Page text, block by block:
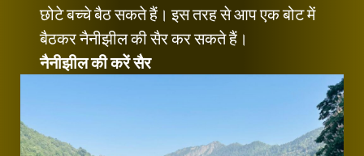
छोटे बच्चे बैठ सकते हैं। इस तरह से आप एक बोट में
बैठकर नैनीझील की सैर कर सकते हैं।
नैनीझील की करें सैर